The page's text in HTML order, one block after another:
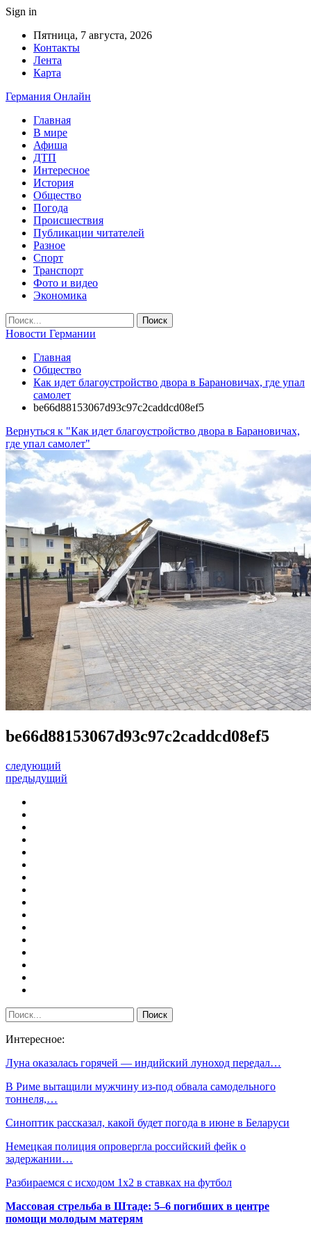
Sign in
Пятница, 7 августа, 2026
Контакты
Лента
Карта
Германия Онлайн
Главная
В мире
Афиша
ДТП
Интересное
История
Общество
Погода
Происшествия
Публикации читателей
Разное
Спорт
Транспорт
Фото и видео
Экономика
Новости Германии
Главная
Общество
Как идет благоустройство двора в Барановичах, где упал
самолет
be66d88153067d93c97c2caddcd08ef5
Вернуться к "Как идет благоустройство двора в Барановичах,
где упал самолет"
be66d88153067d93c97c2caddcd08ef5
следующий
предыдущий
Интересное:
Луна оказалась горячей — индийский луноход передал…
В Риме вытащили мужчину из-под обвала самодельного
тоннеля,…
Синоптик рассказал, какой будет погода в июне в Беларуси
Немецкая полиция опровергла российский фейк о
задержании…
Разбираемся с исходом 1х2 в ставках на футбол
Массовая стрельба в Штаде: 5–6 погибших в центре
помощи молодым матерям